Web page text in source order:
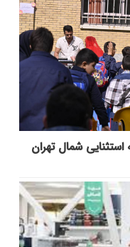
شمال تهران